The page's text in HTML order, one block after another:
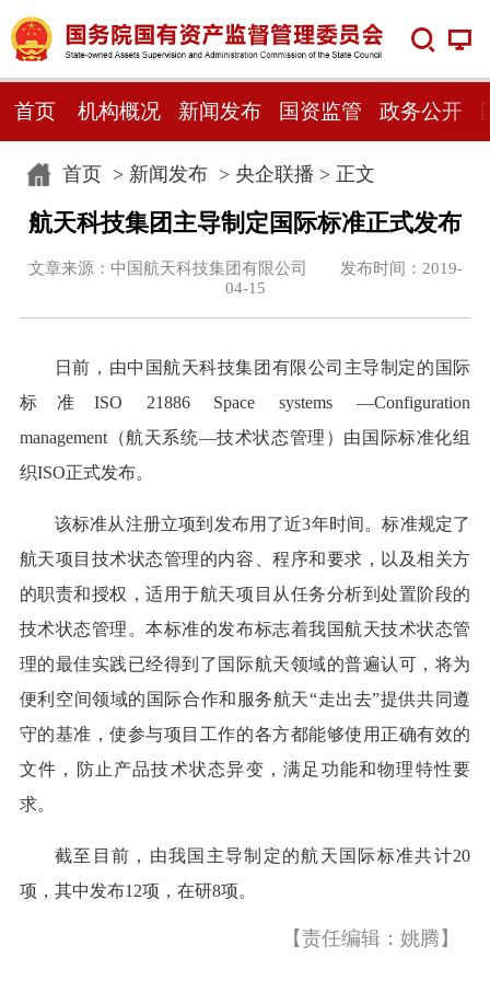
首页 机构概况 新闻发布 国资监管 政务公开
首页> 新闻发布> 央企联播 > 正文
航天科技集团主导制定国际标准正式发布
文章来源：中国航天科技集团有限公司 发布时间：2019-
04-15
日前，由中国航天科技集团有限公司主导制定的国际
标准ISO 21886 Space systems —Configuration
management（航天系统—技术状态管理）由国际标准化组
织ISO正式发布。
该标准从注册立项到发布用了近3年时间。标准规定了
航天项目技术状态管理的内容、程序和要求，以及相关方
的职责和授权，适用于航天项目从任务分析到处置阶段的
技术状态管理。本标准的发布标志着我国航天技术状态管
理的最佳实践已经得到了国际航天领域的普遍认可，将为
便利空间领域的国际合作和服务航天“走出去”提供共同遵
守的基准，使参与项目工作的各方都能够使用正确有效的
文件，防止产品技术状态异变，满足功能和物理特性要
求。
截至目前，由我国主导制定的航天国际标准共计20
项，其中发布12项，在研8项。
【责任编辑：姚腾】